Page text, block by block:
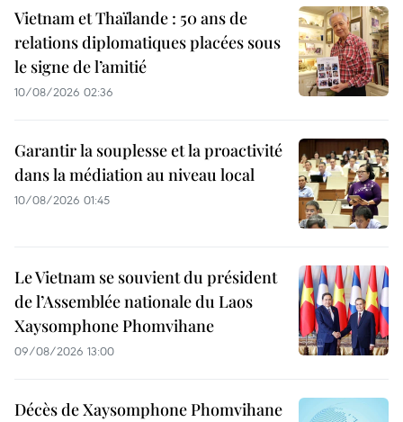
Vietnam et Thaïlande : 50 ans de
relations diplomatiques placées sous
le signe de l’amitié
10/08/2026 02:36
Garantir la souplesse et la proactivité
dans la médiation au niveau local
10/08/2026 01:45
Le Vietnam se souvient du président
de l’Assemblée nationale du Laos
Xaysomphone Phomvihane
09/08/2026 13:00
Décès de Xaysomphone Phomvihane